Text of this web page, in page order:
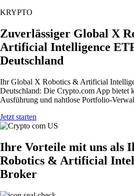
KRYPTO
Zuverlässiger Global X
Artificial Intelligence
Deutschland
Ihr Global X Robotics & Artificial
Deutschland: Die Crypto.com App bietet
Ausführung und nahtlose Portfolio-
Jetzt starten
Ihre Vorteile mit uns als
Robotics & Artificial
Broker